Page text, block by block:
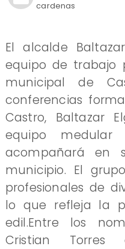
cardenas
El alcalde
equipo de trabajo
municipal de
conferencias
Castro, Baltazar
equipo
acompañará en
municipio. El
profesionales de
lo que refleja la
edil.Entre los
Cristian Torres